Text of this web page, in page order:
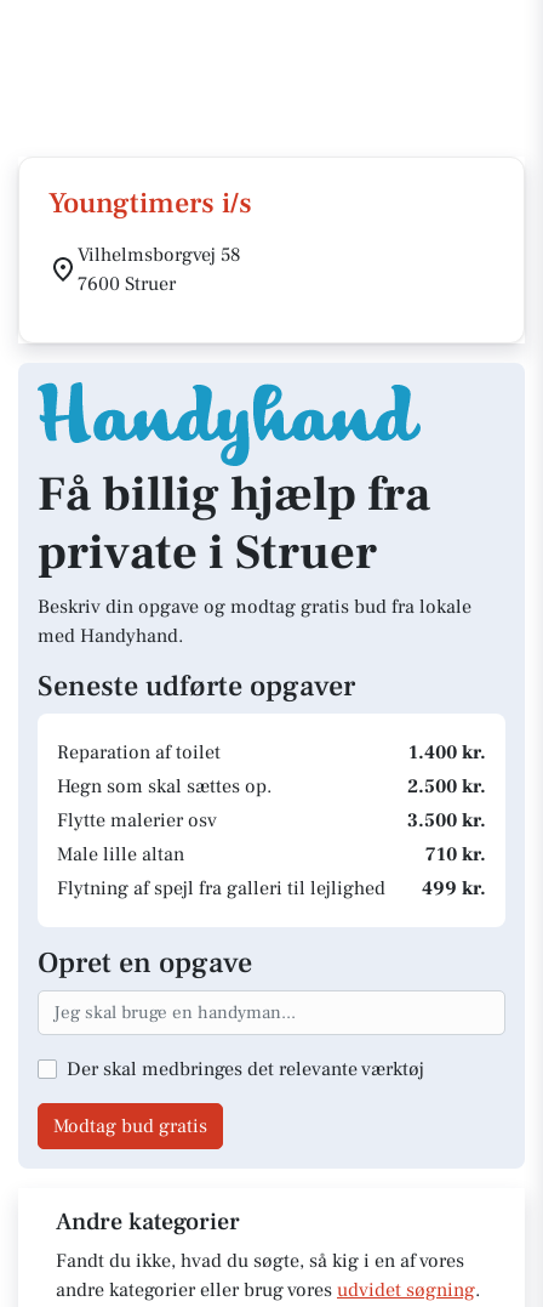
Youngtimers i/s
Vilhelmsborgvej 58
7600 Struer
Få billig hjælp fra
private i Struer
Beskriv din opgave og modtag gratis bud fra lokale
med Handyhand.
Seneste udførte opgaver
Reparation af toilet
1.400 kr.
Hegn som skal sættes op.
2.500 kr.
Flytte malerier osv
3.500 kr.
Male lille altan
710 kr.
Flytning af spejl fra galleri til lejlighed
499 kr.
Opret en opgave
Der skal medbringes det relevante værktøj
Modtag bud gratis
Andre kategorier
Fandt du ikke, hvad du søgte, så kig i en af vores
andre kategorier eller brug vores udvidet søgning.